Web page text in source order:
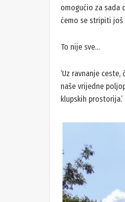
omogućio za sada
ćemo se stripiti još
To nije sve…
‘Uz ravnanje
naše vrijedne
klupskih prostorija.’